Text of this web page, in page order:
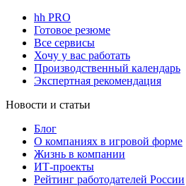
hh PRO
Готовое резюме
Все сервисы
Хочу у вас работать
Производственный календарь
Экспертная рекомендация
Новости и статьи
Блог
О компаниях в игровой форме
Жизнь в компании
ИТ-проекты
Рейтинг работодателей России